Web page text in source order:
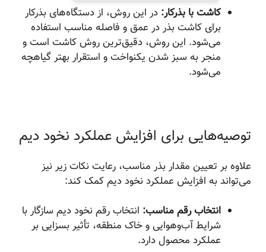
کاشت با بذرکار: در این روش، از دستگاه‌های بذرکار
برای کاشت بذر در عمق و فاصله مناسب استفاده
می‌شود. این روش، دقیق‌ترین روش کاشت است و
منجر به سبز شدن یکنواخت و استقرار بهتر گیاهچه
می‌شود.
توصیه‌هایی برای افزایش عملکرد نخود دیم
علاوه بر تعیین مقدار بذر مناسب، رعایت نکات زیر نیز
می‌تواند به افزایش عملکرد نخود دیم کمک کند:
انتخاب رقم مناسب: انتخاب رقم نخود دیم سازگار با
شرایط آب‌وهوایی و خاک منطقه، تأثیر بسزایی بر
عملکرد محصول دارد.